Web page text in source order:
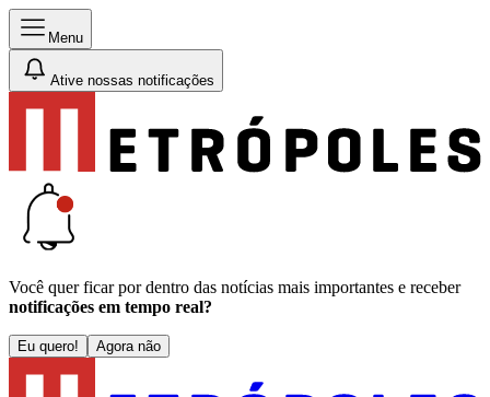
Menu
Ative nossas notificações
Você quer ficar por dentro das notícias mais importantes e receber
notificações em tempo real?
Eu quero! Agora não